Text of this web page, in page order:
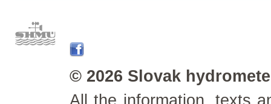
© 2026 Slovak
All the information, texts